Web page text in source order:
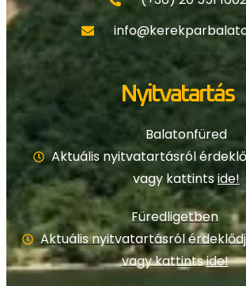
Nyitvatartás
Balatonfüred
Aktuális nyitvatartásról
vagy kattintside!
Füredligetben
Aktuális nyitvatartásról
vagy kattintside!